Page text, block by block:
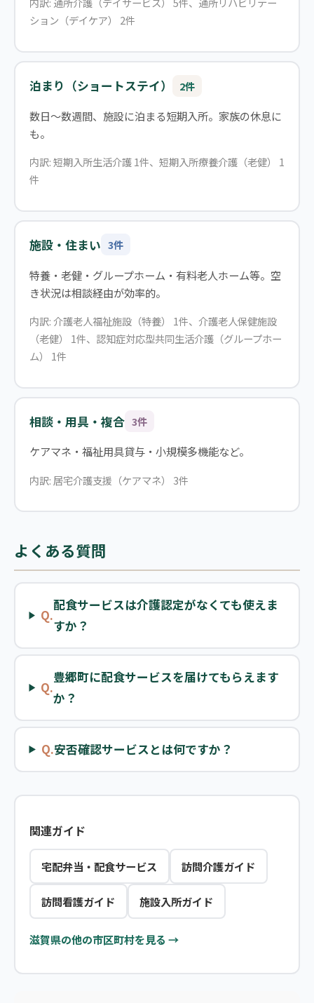
ション（デイケア） 2件
泊まり（ショートステイ） 2件
数日〜数週間、施設に泊まる短期入所。家族の休息に
も。
内訳: 短期入所生活介護 1件、短期入所療養介護（老健） 1
件
施設・住まい 3件
特養・老健・グループホーム・有料老人ホーム等。空
き状況は相談経由が効率的。
内訳: 介護老人福祉施設（特養） 1件、介護老人保健施設
（老健） 1件、認知症対応型共同生活介護（グループホー
ム） 1件
相談・用具・複合 3件
ケアマネ・福祉用具貸与・小規模多機能など。
内訳: 居宅介護支援（ケアマネ） 3件
よくある質問
Q.
配食サービスは介護認定がなくても使えま
すか？
Q.
豊郷町に配食サービスを届けてもらえます
か？
Q.安否確認サービスとは何ですか？
関連ガイド
宅配弁当・配食サービス 訪問介護ガイド
訪問看護ガイド 施設入所ガイド
滋賀県の他の市区町村を見る →